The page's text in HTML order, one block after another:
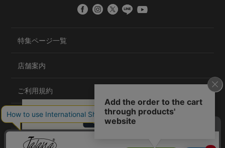
特集ページ一覧
店舗案内
ご利用規約
プライバシーポリシー
特定商取引法について